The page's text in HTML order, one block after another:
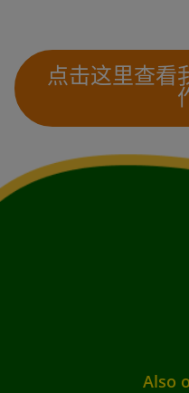
点击这里查看
Also